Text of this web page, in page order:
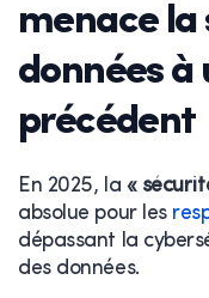
menace la
données à
précédent
En 2025, la «
absolue pour les
dépassant la
des données.